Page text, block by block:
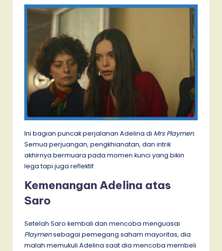
Ini bagian puncak perjalanan Adelina di Mrs Playmen.
Semua perjuangan, pengkhianatan, dan intrik
akhirnya bermuara pada momen kunci yang bikin
lega tapi juga reflektif.
Kemenangan Adelina atas
Saro
Setelah Saro kembali dan mencoba menguasai
Playmensebagai pemegang saham mayoritas, dia
malah memukuli Adelina saat dia mencoba membeli